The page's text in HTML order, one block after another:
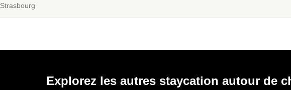
Strasbourg
Explorez les autres staycation autour de